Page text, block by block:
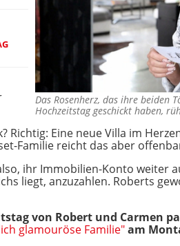
Das Rosenherz, das ihre beiden
Hochzeitstag geschickt haben,
Richtig: Eine neue Villa im
Familie reicht das aber
ihr Immobilien-Konto weiter
liegt, anzuzahlen. Roberts
von Robert und Carmen
glamouröse Familie"am